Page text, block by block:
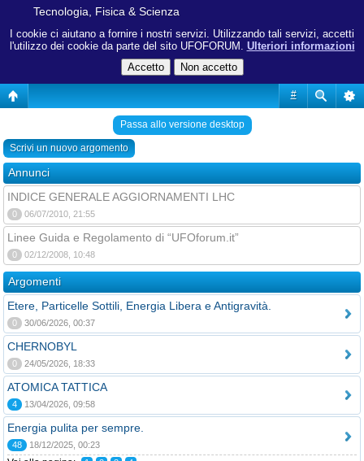
I cookie ci aiutano a fornire i nostri servizi. Utilizzando tali servizi, accetti
l'utilizzo dei cookie da parte del sito UFOFORUM. Ulteriori informazioni
#
Tecnologia, Fisica & Scienza
Passa allo versione desktop
Scrivi un nuovo argomento
Annunci
INDICE GENERALE AGGIORNAMENTI LHC
0 06/07/2010, 21:55
Linee Guida e Regolamento di “UFOforum.it”
0 02/12/2008, 10:48
Argomenti
Etere, Particelle Sottili, Energia Libera e Antigravità.
0 30/06/2026, 00:37
CHERNOBYL
0 24/05/2026, 18:33
ATOMICA TATTICA
4 13/04/2026, 09:58
Energia pulita per sempre.
48 18/12/2025, 00:23